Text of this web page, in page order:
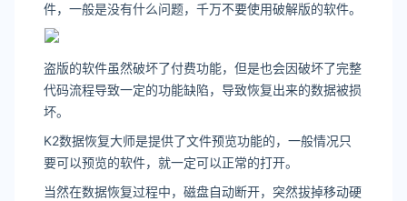
件，一般是没有什么问题，千万不要使用破解版的软件。
盗版的软件虽然破坏了付费功能，但是也会因破坏了完整
代码流程导致一定的功能缺陷，导致恢复出来的数据被损
坏。
K2数据恢复大师是提供了文件预览功能的，一般情况只
要可以预览的软件，就一定可以正常的打开。
当然在数据恢复过程中，磁盘自动断开，突然拔掉移动硬